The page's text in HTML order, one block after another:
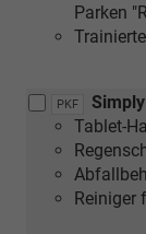
Parken
PKF
Tablet-
Reiniger